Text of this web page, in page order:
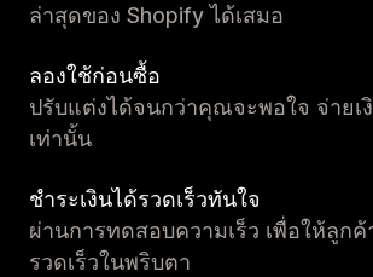
ล่าสุดของ Shopify ได้เสมอ
ลองใช้ก่อนซื้อ
ปรับแต่งได้จนกว่าคุณจะพอใจ จ่ายเ
เท่านั้น
ชำระเงินได้รวดเร็วทันใจ
ผ่านการทดสอบความเร็ว เพื่อให้ลูกค้
รวดเร็วในพริบตา